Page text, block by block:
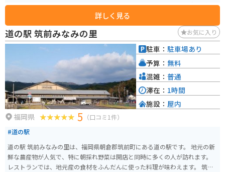
できます。 また、頂上付近にはキャンプ場もあり、平日でも多くの方々がキ
ャンプを楽しんでいます。夜になると、福岡タワーや博多湾を一望する美し
い夜景も見ることができます。
詳しく見る
道の駅 筑前みなみの里 お気に入り
福岡県 5 （口コミ1件）
#道の駅
道の駅 筑前みなみの里は、福岡県朝倉郡筑前町にある道の駅です。 地元の新
鮮な農産物が人気で、特に朝採れ野菜は開店と同時に多くの人が訪れます。
レストランでは、地元産の食材をふんだんに使った料理が味わえます。 筑前
駐車： 駐車場あり
予算： 無料
混雑： 普通
滞在： 1時間
施設： 屋内